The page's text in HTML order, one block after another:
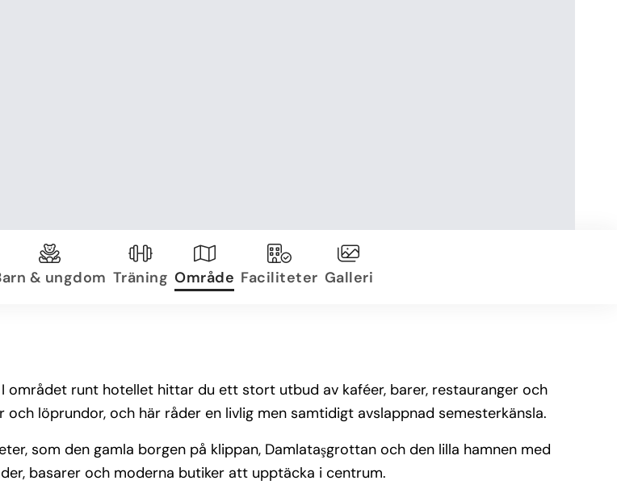
& ungdom Träning Område Faciliteter Galleri
området runt hotellet hittar du ett stort utbud av kaféer, barer, restauranger och
löprundor, och här råder en livlig men samtidigt avslappnad semesterkänsla.
som den gamla borgen på klippan, Damlataşgrottan och den lilla hamnen med
basarer och moderna butiker att upptäcka i centrum.